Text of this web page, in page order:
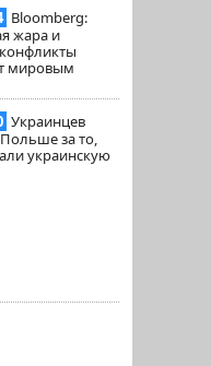
Bloomberg:
жара и
мировым
Украинцев
за то,
украинскую